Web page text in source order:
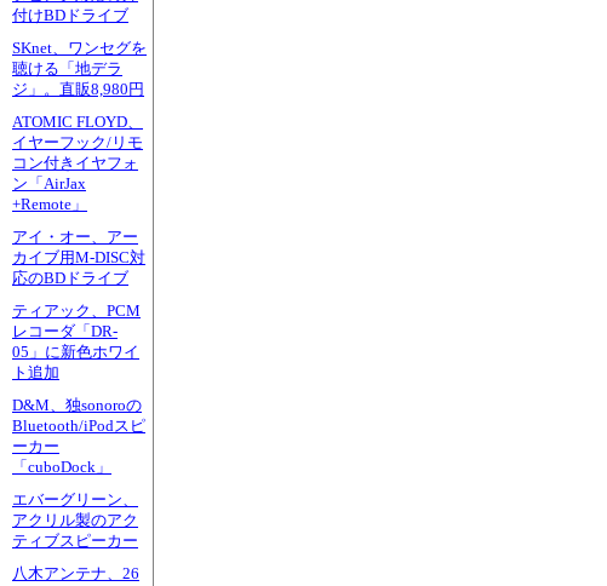
付けBDドライブ
SKnet、ワンセグを
聴ける「地デラ
ジ」。直販8,980円
ATOMIC FLOYD、
イヤーフック/リモ
コン付きイヤフォ
ン「AirJax
+Remote」
アイ・オー、アー
カイブ用M-DISC対
応のBDドライブ
ティアック、PCM
レコーダ「DR-
05」に新色ホワイ
ト追加
D&M、独sonoroの
Bluetooth/iPodスピ
ーカー
「cuboDock」
エバーグリーン、
アクリル製のアク
ティブスピーカー
八木アンテナ、26